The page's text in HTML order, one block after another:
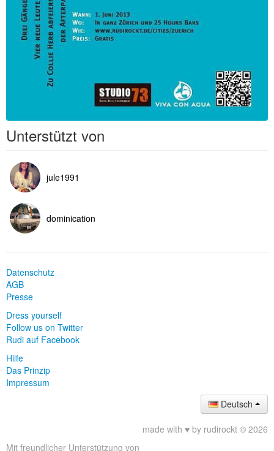
Unterstützt von
jule1991
dominication
Datenschutz
AGB
Presse
Dress yourself
Follow us on Twitter
Rudi auf Facebook
Hilfe
Das Prinzip
Impressum
Deutsch
made with ♥ by rudirockt © 2026
Mit freundlicher Unterstützung von